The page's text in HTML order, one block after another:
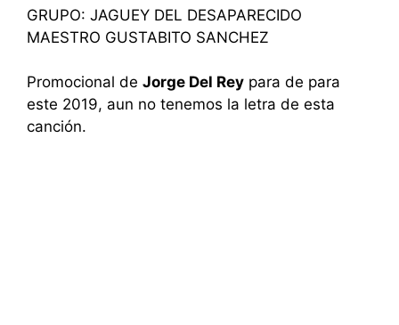
GRUPO: JAGUEY DEL DESAPARECIDO
MAESTRO GUSTABITO SANCHEZ
Promocional de Jorge Del Rey para de para
este 2019, aun no tenemos la letra de esta
canción.